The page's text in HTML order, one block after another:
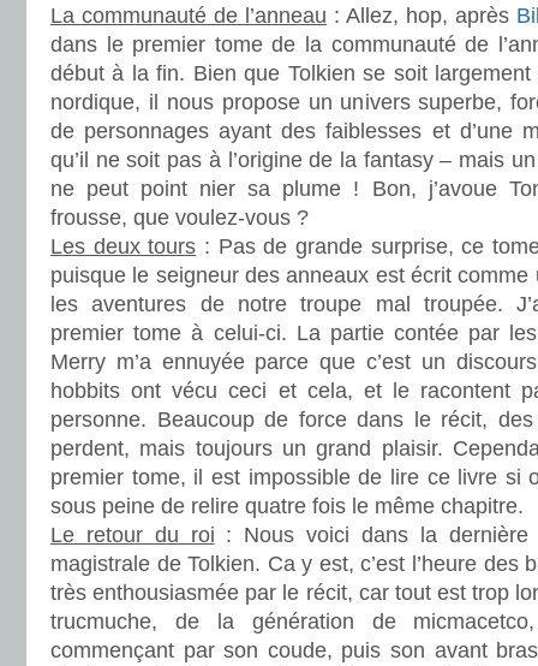
La communauté de l’anneau : Allez, hop, après
dans le premier tome de la communauté de
début à la fin. Bien que Tolkien se soit
nordique, il nous propose un univers superbe,
de personnages ayant des faiblesses et d’une
qu’il ne soit pas à l’origine de la fantasy – mais
ne peut point nier sa plume ! Bon, j’avoue
frousse, que voulez-vous ?
Les deux tours : Pas de grande surprise, ce
puisque le seigneur des anneaux est écrit
les aventures de notre troupe mal troupée.
premier tome à celui-ci. La partie contée par
Merry m’a ennuyée parce que c’est un
hobbits ont vécu ceci et cela, et le racontent
personne. Beaucoup de force dans le récit,
perdent, mais toujours un grand plaisir.
premier tome, il est impossible de lire ce livre si
sous peine de relire quatre fois le même chapitre.
Le retour du roi : Nous voici dans la
magistrale de Tolkien. Ca y est, c’est l’heure des
très enthousiasmée par le récit, car tout est trop
trucmuche, de la génération de
commençant par son coude, puis son avant